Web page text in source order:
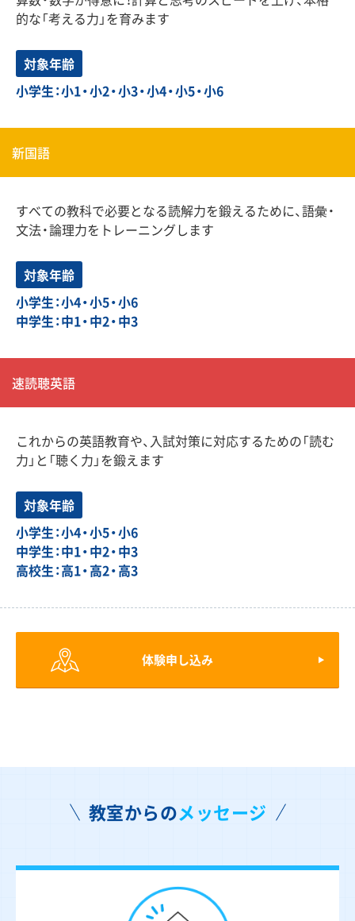
的な「考える力」を育みます
対象年齢
小学生：小1・小2・小3・小4・小5・小6
新国語
すべての教科で必要となる読解力を鍛えるために、語彙・
文法・論理力をトレーニングします
対象年齢
小学生：小4・小5・小6
中学生：中1・中2・中3
速読聴英語
これからの英語教育や、入試対策に対応するための「読む
力」と「聴く力」を鍛えます
対象年齢
小学生：小4・小5・小6
中学生：中1・中2・中3
高校生：高1・高2・高3
体験申し込み
教室からのメッセージ